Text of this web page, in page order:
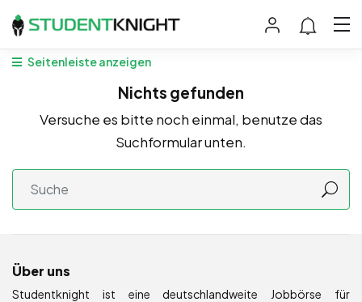
Seitenleiste anzeigen
Nichts gefunden
Versuche es bitte noch einmal, benutze das
Suchformular unten.
Über uns
Studentknight ist eine deutschlandweite Jobbörse für